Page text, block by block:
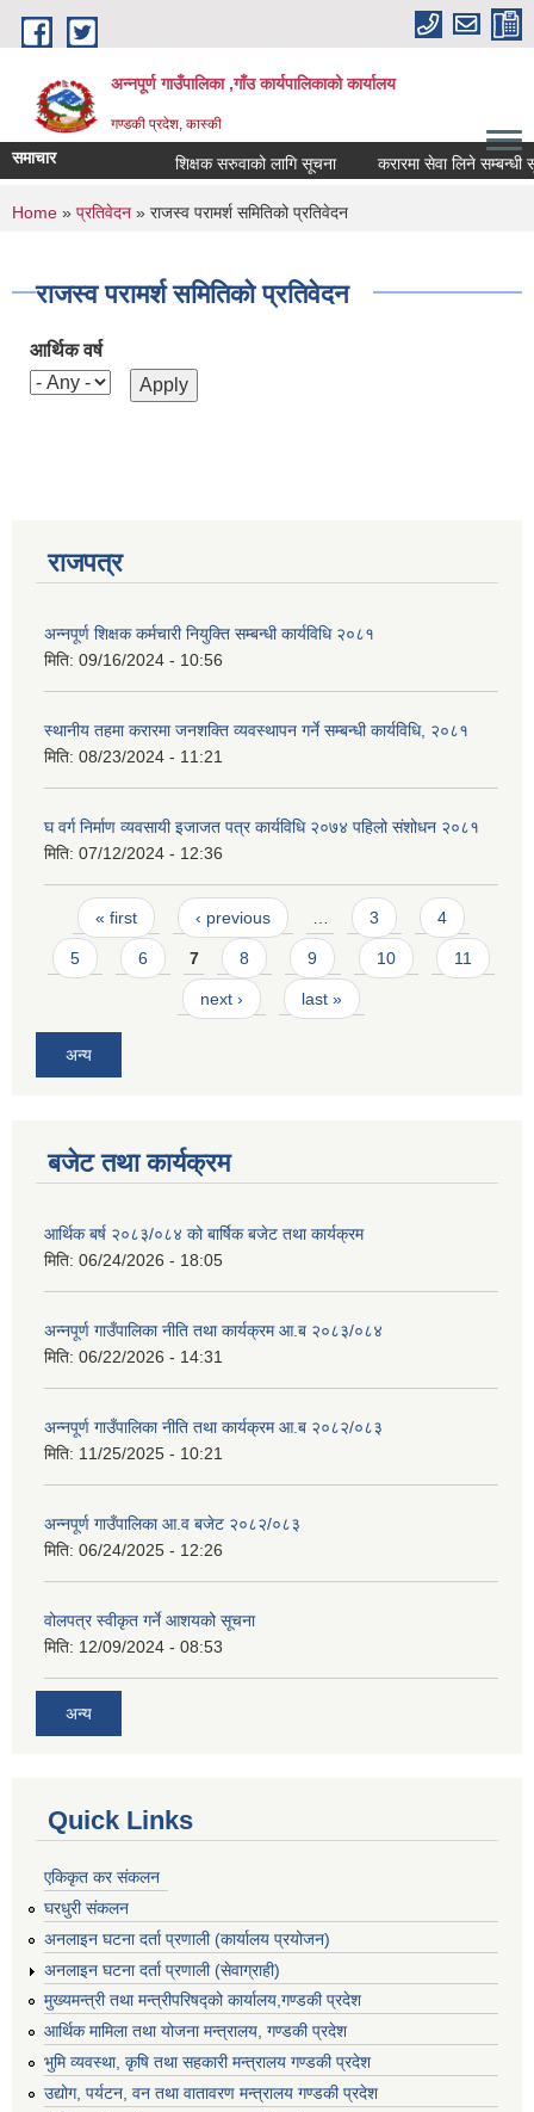
Skip to main content
अन्नपूर्ण गाउँपालिका ,गाँउ कार्यपालिकाको कार्यालय
गण्डकी प्रदेश, कास्की
समाचार शिक्षक सरुवाको लागि सूचना करारमा सेवा लिने सम्बन्धी
You are here
Home » प्रतिवेदन » राजस्व परामर्श समितिको प्रतिवेदन
राजस्व परामर्श समितिको प्रतिवेदन
आर्थिक वर्ष
राजपत्र
अन्नपूर्ण शिक्षक कर्मचारी नियुक्ति सम्बन्धी कार्यविधि २०८१
मिति: 09/16/2024 - 10:56
स्थानीय तहमा करारमा जनशक्ति व्यवस्थापन गर्ने सम्बन्धी कार्यविधि, २०८१
मिति: 08/23/2024 - 11:21
घ वर्ग निर्माण व्यवसायी इजाजत पत्र कार्यविधि २०७४ पहिलो संशोधन २०८१
मिति: 07/12/2024 - 12:36
Pages
« first ‹ previous … 3 4
5 6 7 8 9 10 11
next › last »
अन्य
बजेट तथा कार्यक्रम
आर्थिक बर्ष २०८३/०८४ को बार्षिक बजेट तथा कार्यक्रम
मिति: 06/24/2026 - 18:05
अन्नपूर्ण गाउँपालिका नीति तथा कार्यक्रम आ.ब २०८३/०८४
मिति: 06/22/2026 - 14:31
अन्नपूर्ण गाउँपालिका नीति तथा कार्यक्रम आ.ब २०८२/०८३
मिति: 11/25/2025 - 10:21
अन्नपूर्ण गाउँपालिका आ.व बजेट २०८२/०८३
मिति: 06/24/2025 - 12:26
वोलपत्र स्वीकृत गर्ने आशयको सूचना
मिति: 12/09/2024 - 08:53
अन्य
Quick Links
एकिकृत कर संकलन
घरधुरी संकलन
अनलाइन घटना दर्ता प्रणाली (कार्यालय प्रयोजन)
अनलाइन घटना दर्ता प्रणाली (सेवाग्राही)
मुख्यमन्त्री तथा मन्त्रीपरिषद्को कार्यालय,गण्डकी प्रदेश
आर्थिक मामिला तथा योजना मन्त्रालय, गण्डकी प्रदेश
भुमि व्यवस्था, कृषि तथा सहकारी मन्त्रालय गण्डकी प्रदेश
उद्योग, पर्यटन, वन तथा वातावरण मन्त्रालय गण्डकी प्रदेश